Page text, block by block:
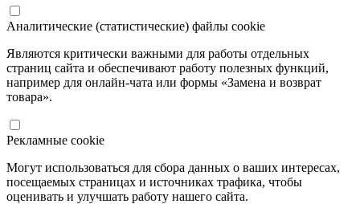
Аналитические (статистические) файлы cookie
Являются критически важными для работы отдельных
страниц сайта и обеспечивают работу полезных функций,
например для онлайн-чата или формы «Замена и возврат
товара».
Рекламные cookie
Могут использоваться для сбора данных о ваших интересах,
посещаемых страницах и источниках трафика, чтобы
оценивать и улучшать работу нашего сайта.